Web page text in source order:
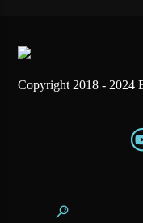
Copyright 2018 -